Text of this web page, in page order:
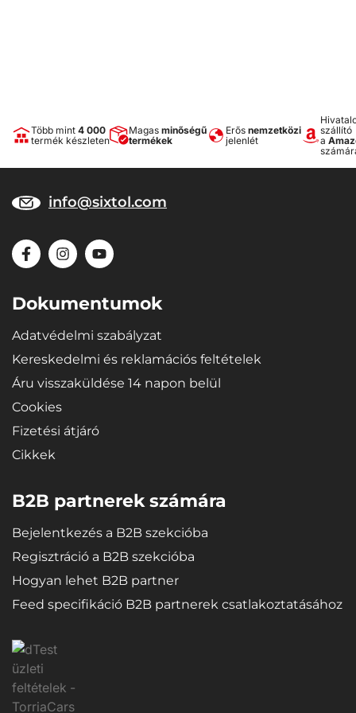
Több mint 4 000
termék készleten
Magas minőségű
termékek
Erős nemzetközi
jelenlét
szállító
a
info@sixtol.com
Dokumentumok
Adatvédelmi szabályzat
Kereskedelmi és reklamációs feltételek
Áru visszaküldése 14 napon belül
Cookies
Fizetési átjáró
Cikkek
B2B partnerek számára
Bejelentkezés a B2B szekcióba
Regisztráció a B2B szekcióba
Hogyan lehet B2B partner
Feed specifikáció B2B partnerek csatlakoztatásához